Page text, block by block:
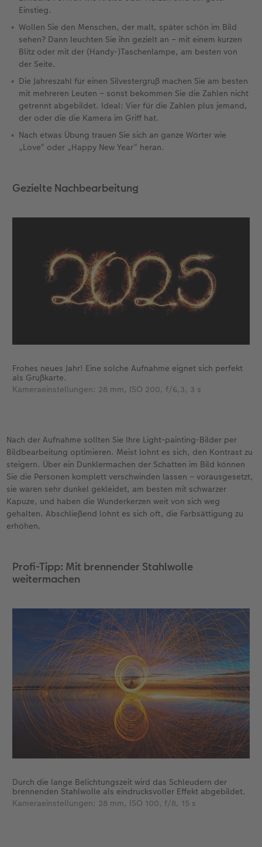
Einstieg.
Wollen Sie den Menschen, der malt, später schön im Bild
sehen? Dann leuchten Sie ihn gezielt an – mit einem kurzen
Blitz oder mit der (Handy-)Taschenlampe, am besten von
der Seite.
Die Jahreszahl für einen Silvestergruß machen Sie am besten
mit mehreren Leuten – sonst bekommen Sie die Zahlen nicht
getrennt abgebildet. Ideal: Vier für die Zahlen plus jemand,
der oder die die Kamera im Griff hat.
Nach etwas Übung trauen Sie sich an ganze Wörter wie
„Love“ oder „Happy New Year“ heran.
Gezielte Nachbearbeitung
Frohes neues Jahr! Eine solche Aufnahme eignet sich perfekt
als Grußkarte.
Kameraeinstellungen: 28 mm, ISO 200, f/6,3, 3 s
Nach der Aufnahme sollten Sie Ihre Light-painting-Bilder per
Bildbearbeitung optimieren. Meist lohnt es sich, den Kontrast zu
steigern. Über ein Dunklermachen der Schatten im Bild können
Sie die Personen komplett verschwinden lassen – vorausgesetzt,
sie waren sehr dunkel gekleidet, am besten mit schwarzer
Kapuze, und haben die Wunderkerzen weit von sich weg
gehalten. Abschließend lohnt es sich oft, die Farbsättigung zu
erhöhen.
Profi-Tipp: Mit brennender Stahlwolle
weitermachen
Durch die lange Belichtungszeit wird das Schleudern der
brennenden Stahlwolle als eindrucksvoller Effekt abgebildet.
Kameraeinstellungen: 28 mm, ISO 100, f/8, 15 s